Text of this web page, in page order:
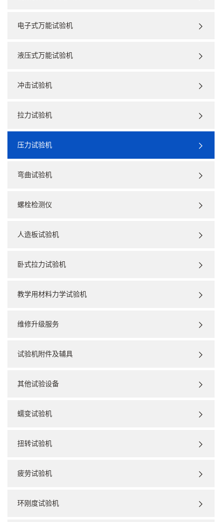
电子式万能试验机
液压式万能试验机
冲击试验机
拉力试验机
压力试验机
弯曲试验机
螺栓检测仪
人造板试验机
卧式拉力试验机
教学用材料力学试验机
维修升级服务
试验机附件及辅具
其他试验设备
蠕变试验机
扭转试验机
疲劳试验机
环刚度试验机